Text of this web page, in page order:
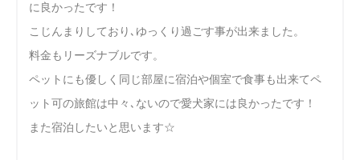
に良かったです！
こじんまりしており､ゆっくり過ごす事が出来ました。
料金もリーズナブルです。
ペットにも優しく同じ部屋に宿泊や個室で食事も出来てペ
ット可の旅館は中々､ないので愛犬家には良かったです！
また宿泊したいと思います☆